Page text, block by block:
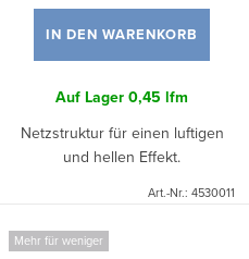
IN DEN WARENKORB
Auf Lager0,45 lfm
Netzstruktur für einen luftigen
und hellen Effekt.
Art.-Nr.: 4530011
Mehr für weniger